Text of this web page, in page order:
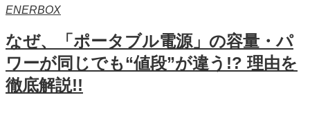
ENERBOX
なぜ、「ポータブル電源」の容量・パ
ワーが同じでも“値段”が違う!? 理由を
徹底解説!!